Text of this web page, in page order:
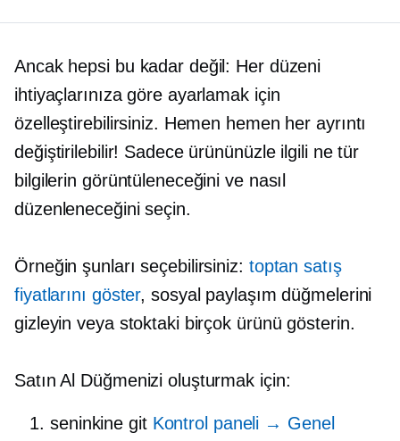
Ancak hepsi bu kadar değil: Her düzeni
ihtiyaçlarınıza göre ayarlamak için
özelleştirebilirsiniz. Hemen hemen her ayrıntı
değiştirilebilir! Sadece ürününüzle ilgili ne tür
bilgilerin görüntüleneceğini ve nasıl
düzenleneceğini seçin.
Örneğin şunları seçebilirsiniz: toptan satış
fiyatlarını göster, sosyal paylaşım düğmelerini
gizleyin veya stoktaki birçok ürünü gösterin.
Satın Al Düğmenizi oluşturmak için:
seninkine git Kontrol paneli → Genel